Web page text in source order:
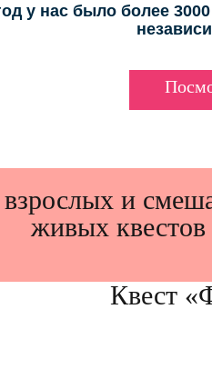
у нас было более
и
живых
Квест